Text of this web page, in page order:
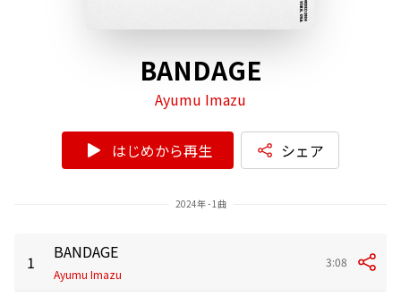
BANDAGE
Ayumu Imazu
はじめから再生 シェア
2024年 - 1曲
1 BANDAGE
Ayumu Imazu
3:08